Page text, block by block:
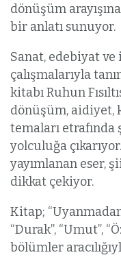
dönüşüm
bir anlatı sunuyor.
Sanat, edebiyat
çalışmalarıyla
kitabı Ruhun
dönüşüm, aidiyet,
temaları
yolculuğa
yayımlanan eser,
dikkat çekiyor.
Kitap; “Uyanmadan
“Durak”, “Umut”,
bölümler